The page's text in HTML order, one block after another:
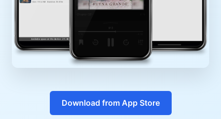
Download from App Store